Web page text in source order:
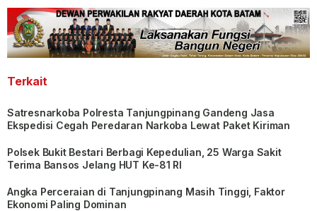
Terkait
Satresnarkoba Polresta Tanjungpinang Gandeng Jasa
Ekspedisi Cegah Peredaran Narkoba Lewat Paket Kiriman
Polsek Bukit Bestari Berbagi Kepedulian, 25 Warga Sakit
Terima Bansos Jelang HUT Ke-81 RI
Angka Perceraian di Tanjungpinang Masih Tinggi, Faktor
Ekonomi Paling Dominan